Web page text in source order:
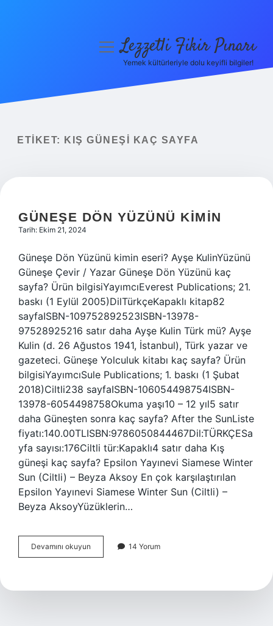
Yasal Uyarı
menüyüLezzetli Fikir Pınarı
Yemek kültürleriyle dolu keyifli bilgiler!
ETIKET: KIŞ GÜNEŞI KAÇ SAYFA
GÜNEŞE DÖN YÜZÜNÜ KIMIN
Tarih: Ekim 21, 2024
Güneşe Dön Yüzünü kimin eseri? Ayşe KulinYüzünü
Güneşe Çevir / Yazar Güneşe Dön Yüzünü kaç
sayfa? Ürün bilgisiYayımcıEverest Publications; 21.
baskı (1 Eylül 2005)DilTürkçeKapaklı kitap82
sayfaISBN-109752892523ISBN-13978-
97528925216 satır daha Ayşe Kulin Türk mü? Ayşe
Kulin (d. 26 Ağustos 1941, İstanbul), Türk yazar ve
gazeteci. Güneşe Yolculuk kitabı kaç sayfa? Ürün
bilgisiYayımcı‎Sule Publications; 1. baskı (1 Şubat
2018)Ciltli‎238 sayfaISBN-10‎6054498754ISBN-
13‎978-6054498758Okuma yaşı‎10 – 12 yıl5 satır
daha Güneşten sonra kaç sayfa? After the SunListe
fiyatı:140.00TLISBN:9786050844467Dil:TÜRKÇESa
yfa sayısı:176Ciltli tür:Kapaklı4 satır daha Kış
güneşi kaç sayfa? Epsilon Yayınevi Siamese Winter
Sun (Ciltli) – Beyza Aksoy En çok karşılaştırılan
Epsilon Yayınevi Siamese Winter Sun (Ciltli) –
Beyza AksoyYüzüklerin…
Devamını okuyun
Dön
14 Yorum